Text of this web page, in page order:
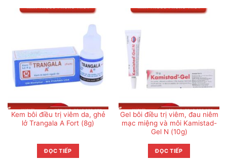
Kem bôi điều trị viêm da, ghẻ
lở Trangala A Fort (8g)
ĐỌC TIẾP
Gel bôi điều trị viêm, đau niêm
mạc miệng và môi Kamistad-
Gel N (10g)
ĐỌC TIẾP